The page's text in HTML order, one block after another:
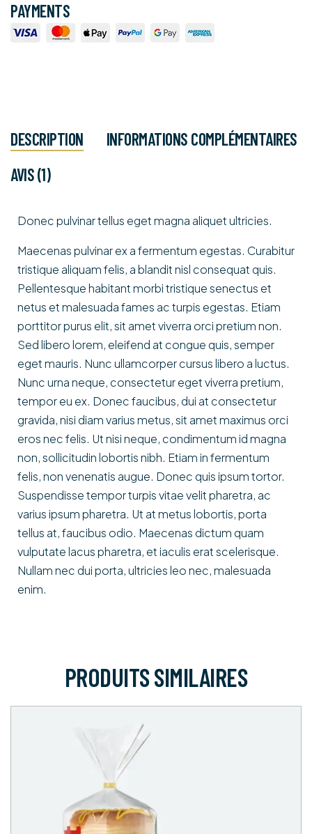
PAYMENTS
DESCRIPTION
INFORMATIONS COMPLÉMENTAIRES
AVIS (1)
Donec pulvinar tellus eget magna aliquet ultricies.
Maecenas pulvinar ex a fermentum egestas. Curabitur
tristique aliquam felis, a blandit nisl consequat quis.
Pellentesque habitant morbi tristique senectus et
netus et malesuada fames ac turpis egestas. Etiam
porttitor purus elit, sit amet viverra orci pretium non.
Sed libero lorem, eleifend at congue quis, semper
eget mauris. Nunc ullamcorper cursus libero a luctus.
Nunc urna neque, consectetur eget viverra pretium,
tempor eu ex. Donec faucibus, dui at consectetur
gravida, nisi diam varius metus, sit amet maximus orci
eros nec felis. Ut nisi neque, condimentum id magna
non, sollicitudin lobortis nibh. Etiam in fermentum
felis, non venenatis augue. Donec quis ipsum tortor.
Suspendisse tempor turpis vitae velit pharetra, ac
varius ipsum pharetra. Ut at metus lobortis, porta
tellus at, faucibus odio. Maecenas dictum quam
vulputate lacus pharetra, et iaculis erat scelerisque.
Nullam nec dui porta, ultricies leo nec, malesuada
enim.
PRODUITS SIMILAIRES